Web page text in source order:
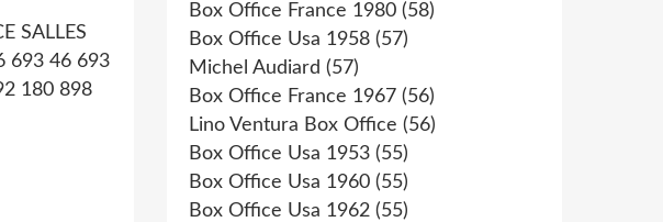
SALLES
693 46 693
180 898
Box Office France 1980 (58)
Box Office Usa 1958 (57)
Michel Audiard (57)
Box Office France 1967 (56)
Lino Ventura Box Office (56)
Box Office Usa 1953 (55)
Box Office Usa 1960 (55)
Box Office Usa 1962 (55)